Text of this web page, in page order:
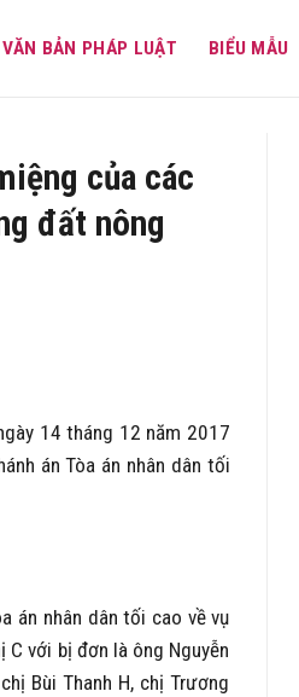
VĂN BẢN PHÁP LUẬT BIỂU MẪU
của các
đất nông
14 tháng 12 năm 2017
án Tòa án nhân dân tối
án nhân dân tối cao về vụ
C với bị đơn là ông Nguyễn
Bùi Thanh H, chị Trương